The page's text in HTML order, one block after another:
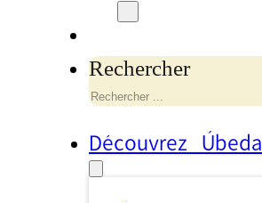
Rechercher
Découvrez Úbeda